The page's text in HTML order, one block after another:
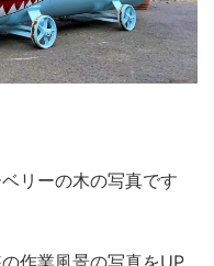
リーの木の写真です
作業風景の写真をUP